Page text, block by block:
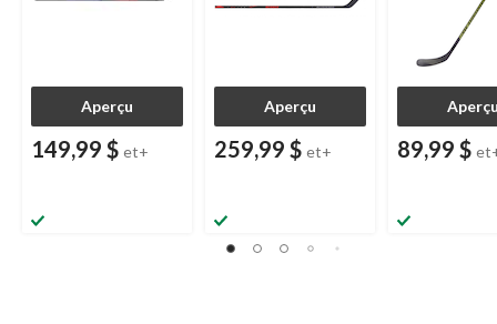
Aperçu
149,99 $ et+
Aperçu
259,99 $ et+ 89,99 $